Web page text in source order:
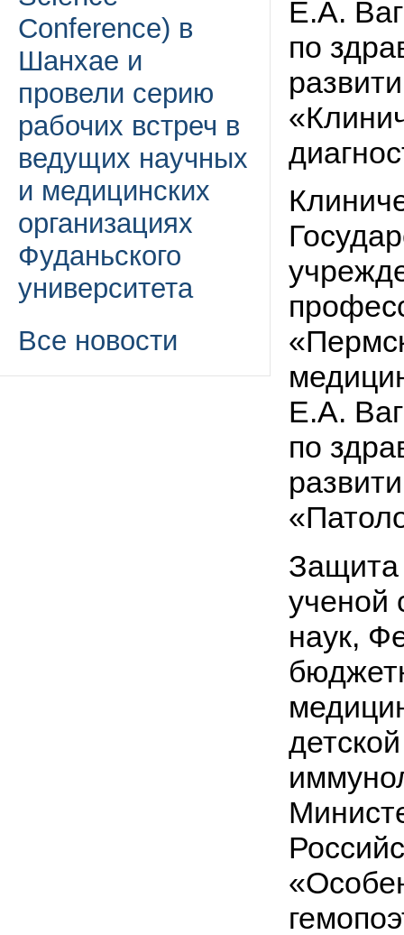
Conference) в
Шанхае и
провели серию
рабочих встреч в
ведущих научных
и медицинских
организациях
Фуданьского
университета
Все новости
Е.А.
по
Е.А.
по
Защита
ученой
наук,